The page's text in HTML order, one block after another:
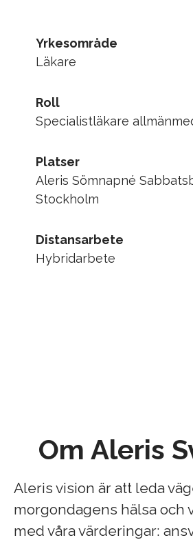
Yrkesområde
Läkare
Roll
Specialistläkare
Platser
Aleris Sömnapné
Stockholm
Distansarbete
Hybridarbete
Om Aleris
Aleris vision är att leda
morgondagens hälsa och
med våra värderingar: